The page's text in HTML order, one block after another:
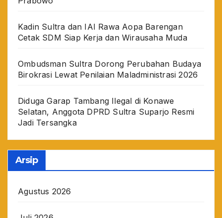
Kadin Sultra dan IAI Rawa Aopa Barengan
Cetak SDM Siap Kerja dan Wirausaha Muda
Ombudsman Sultra Dorong Perubahan Budaya
Birokrasi Lewat Penilaian Maladministrasi 2026
Diduga Garap Tambang Ilegal di Konawe
Selatan, Anggota DPRD Sultra Suparjo Resmi
Jadi Tersangka
Arsip
Agustus 2026